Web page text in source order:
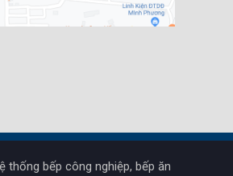
thống bếp công nghiệp, bếp ăn